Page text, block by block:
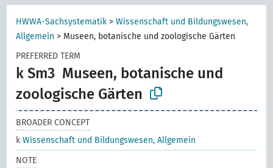
HWWA-Sachsystematik >Wissenschaft und Bildungswesen,
Allgemein > Museen, botanische und zoologische Gärten
PREFERRED TERM
k Sm3 Museen, botanische und
zoologische Gärten
BROADER CONCEPT
kWissenschaft und Bildungswesen, Allgemein
NOTE